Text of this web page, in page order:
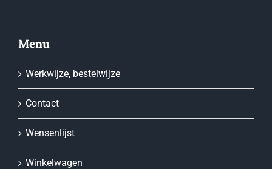
Menu
Werkwijze, bestelwijze
Contact
Wensenlijst
Winkelwagen